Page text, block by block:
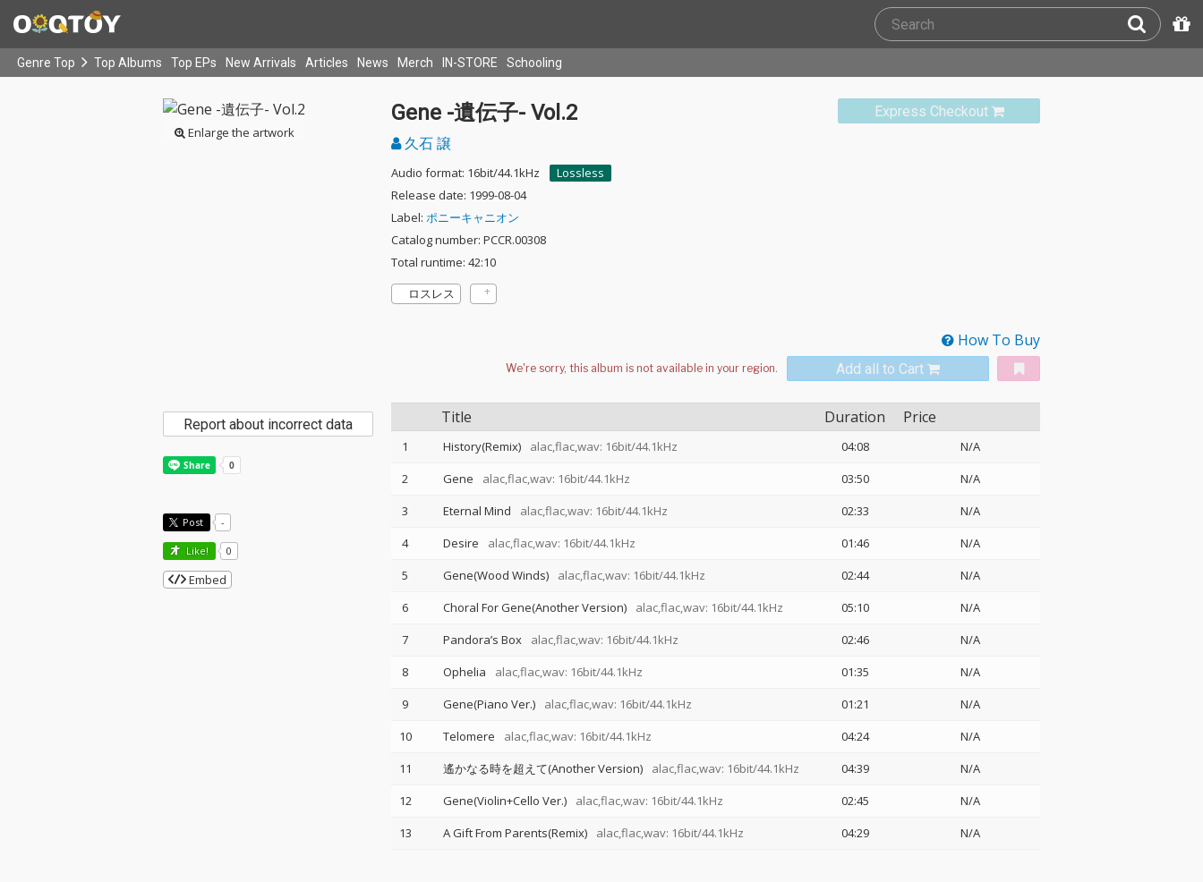
Genre Top Top Albums Top EPs New Arrivals Articles News Merch IN-STORE Schooling
Enlarge the artwork
Express Checkout
Gene -遺伝子- Vol.2
久石 譲
Audio format: 16bit/44.1kHz
Lossless
Release date: 1999-08-04
Label: ポニーキャニオン
Catalog number: PCCR.00308
Total runtime: 42:10
ロスレス
How To Buy
Add all to Cart
Title Duration Price
1 History(Remix) alac,flac,wav: 16bit/44.1kHz 04:08
N/A
2
Gene alac,flac,wav: 16bit/44.1kHz 03:50
N/A
3
Eternal Mind alac,flac,wav: 16bit/44.1kHz 02:33
N/A
4
Desire alac,flac,wav: 16bit/44.1kHz 01:46
N/A
5
Gene(Wood Winds) alac,flac,wav: 16bit/44.1kHz 02:44
N/A
6
Choral For Gene(Another Version) alac,flac,wav: 16bit/44.1kHz 05:10
N/A
7
Pandora’s Box alac,flac,wav: 16bit/44.1kHz 02:46
N/A
8
Ophelia alac,flac,wav: 16bit/44.1kHz 01:35
N/A
9
Gene(Piano Ver.) alac,flac,wav: 16bit/44.1kHz 01:21
N/A
10
Telomere alac,flac,wav: 16bit/44.1kHz 04:24
N/A
11
遙かなる時を超えて(Another Version) alac,flac,wav: 16bit/44.1kHz 04:39
N/A
12
Gene(Violin+Cello Ver.) alac,flac,wav: 16bit/44.1kHz 02:45
N/A
13
A Gift From Parents(Remix) alac,flac,wav: 16bit/44.1kHz 04:29 N/A
Report about incorrect data
Post -
Like! 0
Embed